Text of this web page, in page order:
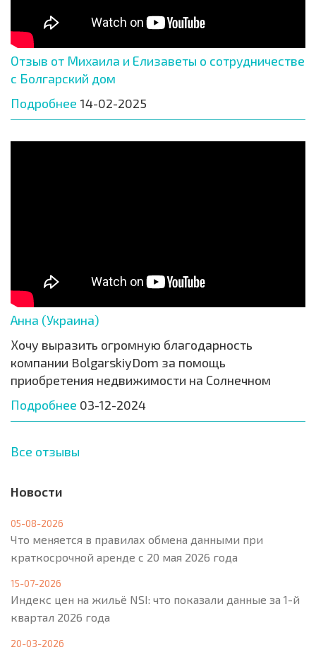
Отзыв от Михаила и Елизаветы о сотрудничестве
с Болгарский дом
Подробнее 14-02-2025
Анна (Украина)
Хочу выразить огромную благодарность
компании BolgarskiyDom за помощь
приобретения недвижимости на Солнечном
Подробнее 03-12-2024
Все отзывы
Новости
05-08-2026
Что меняется в правилах обмена данными при
краткосрочной аренде с 20 мая 2026 года
15-07-2026
Индекс цен на жильё NSI: что показали данные за 1-й
квартал 2026 года
20-03-2026